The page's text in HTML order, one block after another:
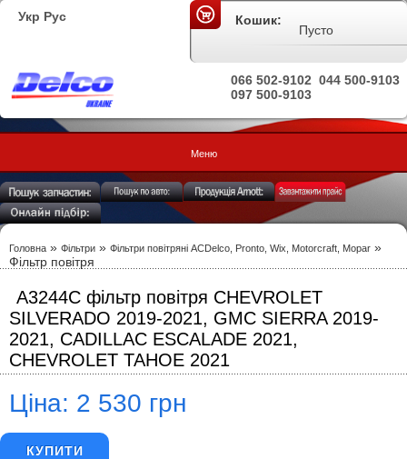
Укр Рус
044 500-9103
066 502-9102
097 500-9103
Кошик:
Пусто
Меню
Головна » Фільтри » Фільтри повітряні ACDelco, Pronto, Wix, Motorcraft, Mopar »
Фільтр повітря
A3244C фільтр повітря CHEVROLET
SILVERADO 2019-2021, GMC SIERRA 2019-
2021, CADILLAC ESCALADE 2021,
CHEVROLET TAHOE 2021
Ціна: 2 530 грн
КУПИТИ